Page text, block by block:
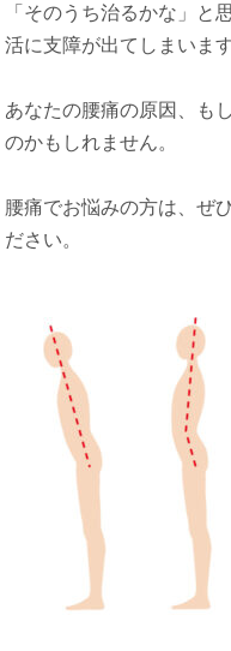
「そのうち治るかな」と
活に支障が出てしまいます
あなたの腰痛の原因、も
のかもしれません。
腰痛でお悩みの方は、ぜ
ださい。